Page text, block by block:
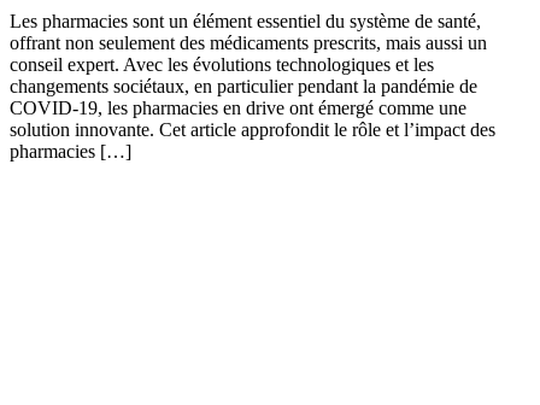
Les pharmacies sont un élément essentiel du système de santé,
offrant non seulement des médicaments prescrits, mais aussi un
conseil expert. Avec les évolutions technologiques et les
changements sociétaux, en particulier pendant la pandémie de
COVID-19, les pharmacies en drive ont émergé comme une
solution innovante. Cet article approfondit le rôle et l’impact des
pharmacies […]